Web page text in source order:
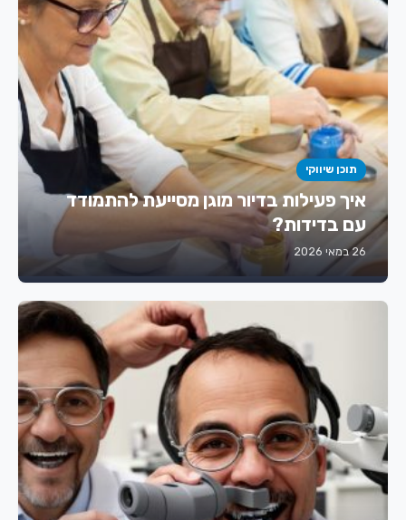
תוכן שיווקי
איך פעילות בדיור מוגן מסייעת להתמודד
עם בדידות?
26 במאי 2026